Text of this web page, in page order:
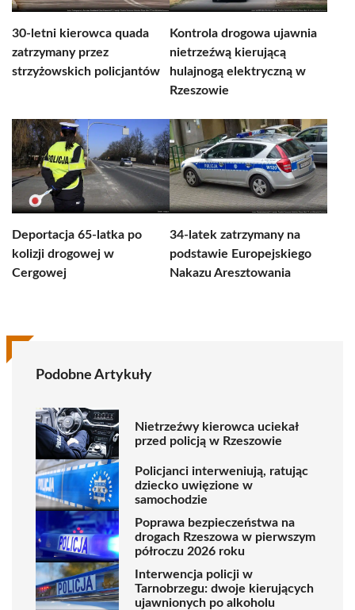
30-letni kierowca quada
zatrzymany przez
strzyżowskich policjantów
Kontrola drogowa ujawnia
nietrzeźwą kierującą
hulajnogą elektryczną w
Rzeszowie
Deportacja 65-latka po
kolizji drogowej w
Cergowej
34-latek zatrzymany na
podstawie Europejskiego
Nakazu Aresztowania
Podobne Artykuły
Nietrzeźwy kierowca uciekał
przed policją w Rzeszowie
Policjanci interweniują, ratując
dziecko uwięzione w
samochodzie
Poprawa bezpieczeństwa na
drogach Rzeszowa w pierwszym
półroczu 2026 roku
Interwencja policji w
Tarnobrzegu: dwoje kierujących
ujawnionych po alkoholu